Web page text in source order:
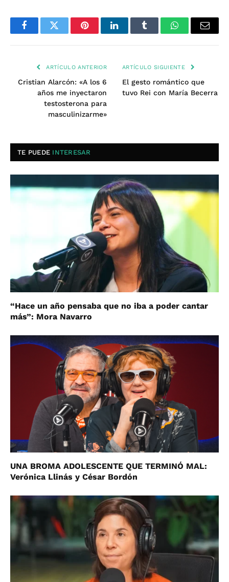
FacebookTwitter PinterestLinkedInTumblr WhatsAppEmail
ARTÍCULO ANTERIOR
Cristian Alarcón: «A los 6
años me inyectaron
testosterona para
masculinizarme»
ARTÍCULO SIGUIENTE
El gesto romántico que
tuvo Rei con María Becerra
TE PUEDE INTERESAR
“Hace un año pensaba que no iba a poder cantar
más”: Mora Navarro
UNA BROMA ADOLESCENTE QUE TERMINÓ MAL:
Verónica Llinás y César Bordón